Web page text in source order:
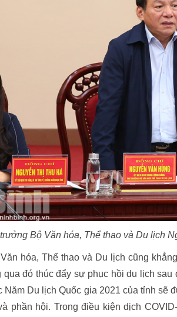
Bộ Văn hóa, Thể thao và Du lịch
hóa, Thể thao và Du lịch cũng
qua đó thúc đẩy sự phục hồi du lịch
Năm Du lịch Quốc gia 2021 của tỉnh sẽ
phần hội. Trong điều kiện dịch